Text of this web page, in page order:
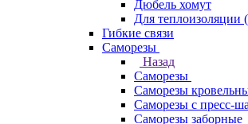
Дюбель хомут
Для теплоизоляции
Гибкие связи
Саморезы
Назад
Саморезы
Саморезы
Саморезы с пресс-
Саморезы заборные